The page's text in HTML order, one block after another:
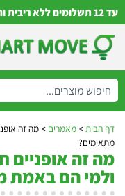
עד 12 תשלומים ללא ריבית והצמדה | משלוחים לכל הארץ
דף הבית >מאמרים >מה זה
מתאימים?
מה זה אופניים
ולמי הם באמת